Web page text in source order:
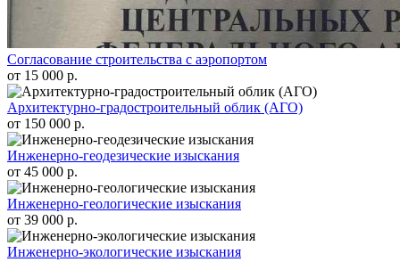
Согласование строительства с аэропортом
от 15 000 р.
Архитектурно-градостроительный облик (АГО)
от 150 000 р.
Инженерно-геодезические изыскания
от 45 000 р.
Инженерно-геологические изыскания
от 39 000 р.
Инженерно-экологические изыскания